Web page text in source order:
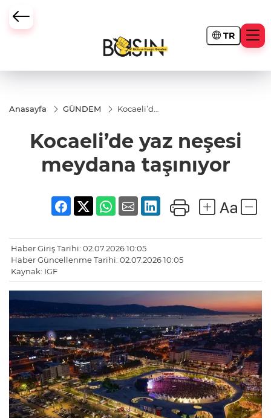
TR
Anasayfa GÜNDEM
Kocaeli’de
taşınıyor
Kocaeli’de yaz neşesi
meydana taşınıyor
Haber Giriş Tarihi: 02.07.2026 10:05
Haber Güncellenme Tarihi: 02.07.2026 10:05
Kaynak: IGF